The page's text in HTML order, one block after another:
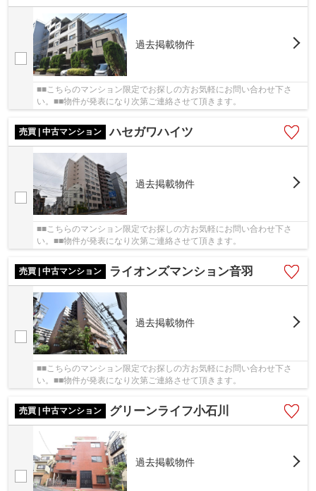
過去掲載物件
■■こちらのマンション限定でお探しの方お気軽にお問い合わせ下さ
い。■■物件が発表になり次第ご連絡させて頂きます。
売買 | 中古マンション ハセガワハイツ
過去掲載物件
■■こちらのマンション限定でお探しの方お気軽にお問い合わせ下さ
い。■■物件が発表になり次第ご連絡させて頂きます。
売買 | 中古マンション ライオンズマンション音羽
過去掲載物件
■■こちらのマンション限定でお探しの方お気軽にお問い合わせ下さ
い。■■物件が発表になり次第ご連絡させて頂きます。
売買 | 中古マンション グリーンライフ小石川
過去掲載物件